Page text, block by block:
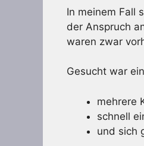
In meinem Fall
der Anspruch
waren zwar
Gesucht war
mehrere
schnell
und sich